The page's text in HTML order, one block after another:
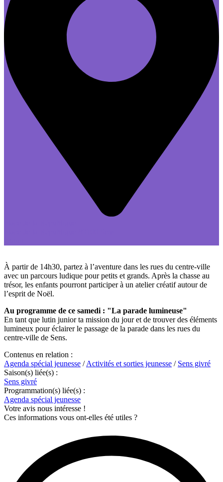
À partir de 14h30, partez à l’aventure dans les rues du centre-ville
avec un parcours ludique pour petits et grands. Après la chasse au
trésor, les enfants pourront participer à un atelier créatif autour de
l’esprit de Noël.
Au programme de ce samedi : "La parade lumineuse"
En tant que lutin junior ta mission du jour et de trouver des éléments
lumineux pour éclairer le passage de la parade dans les rues du
centre-ville de Sens.
Contenus en relation :
Agenda spécial jeunesse /Activités et sorties jeunesse / Sens givré
Saison(s) liée(s) :
Sens givré
Programmation(s) liée(s) :
Agenda spécial jeunesse
Votre avis nous intéresse !
Ces informations vous ont-elles été utiles ?